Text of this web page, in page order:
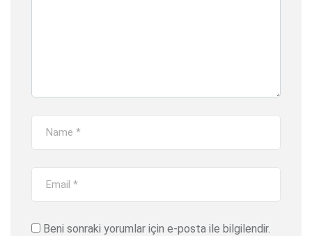
Beni sonraki yorumlar için e-posta ile bilgilendir.